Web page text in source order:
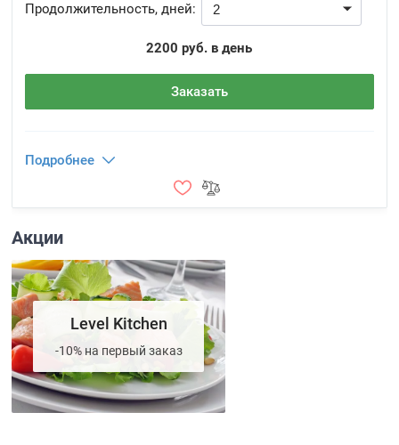
Продолжительность, дней:
2200 руб. в день
Заказать
Подробнее
Акции
Level Kitchen
-10% на первый заказ